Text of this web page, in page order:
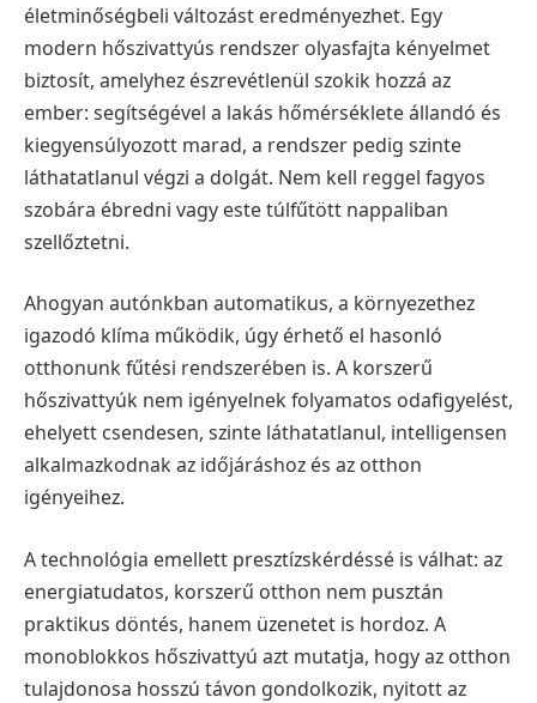
életminőségbeli változást eredményezhet. Egy
modern hőszivattyús rendszer olyasfajta kényelmet
biztosít, amelyhez észrevétlenül szokik hozzá az
ember: segítségével a lakás hőmérséklete állandó és
kiegyensúlyozott marad, a rendszer pedig szinte
láthatatlanul végzi a dolgát. Nem kell reggel fagyos
szobára ébredni vagy este túlfűtött nappaliban
szellőztetni.
Ahogyan autónkban automatikus, a környezethez
igazodó klíma működik, úgy érhető el hasonló
otthonunk fűtési rendszerében is. A korszerű
hőszivattyúk nem igényelnek folyamatos odafigyelést,
ehelyett csendesen, szinte láthatatlanul, intelligensen
alkalmazkodnak az időjáráshoz és az otthon
igényeihez.
A technológia emellett presztízskérdéssé is válhat: az
energiatudatos, korszerű otthon nem pusztán
praktikus döntés, hanem üzenetet is hordoz. A
monoblokkos hőszivattyú azt mutatja, hogy az otthon
tulajdonosa hosszú távon gondolkozik, nyitott az